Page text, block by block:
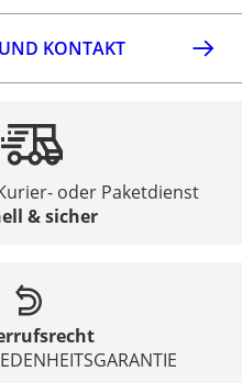
KONTAKT
oder Paketdienst
& sicher